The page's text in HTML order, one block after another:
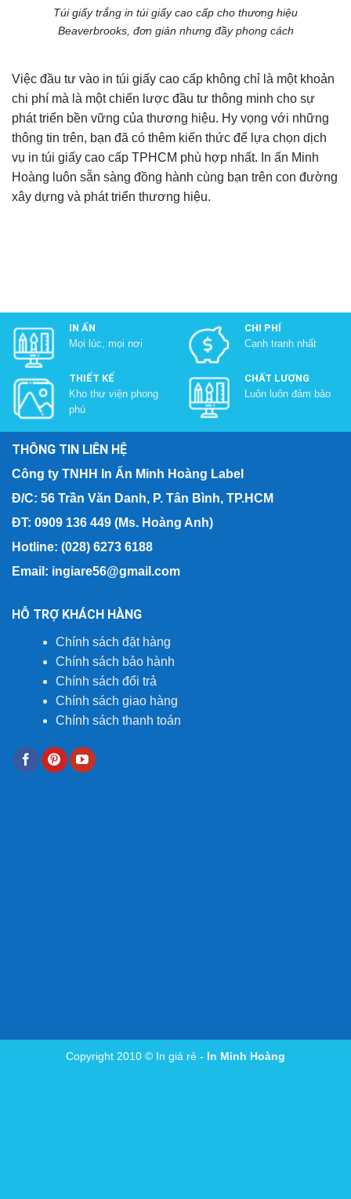
Túi giấy trắng in túi giấy cao cấp cho thương hiệu
Beaverbrooks, đơn giản nhưng đầy phong cách
Việc đầu tư vào in túi giấy cao cấp không chỉ là một khoản
chi phí mà là một chiến lược đầu tư thông minh cho sự
phát triển bền vững của thương hiệu. Hy vọng với những
thông tin trên, bạn đã có thêm kiến thức để lựa chọn dịch
vụ in túi giấy cao cấp TPHCM phù hợp nhất. In ấn Minh
Hoàng luôn sẵn sàng đồng hành cùng bạn trên con đường
xây dựng và phát triển thương hiệu.
IN ẤN
Mọi lúc, mọi nơi
CHI PHÍ
Cạnh tranh nhất
THIẾT KẾ
Kho thư viện phong
phú
CHẤT LƯỢNG
Luôn luôn đảm bảo
THÔNG TIN LIÊN HỆ
Công ty TNHH In Ấn Minh Hoàng Label
Đ/C: 56 Trần Văn Danh, P. Tân Bình, TP.HCM
ĐT: 0909 136 449 (Ms. Hoàng Anh)
Hotline: (028) 6273 6188
Email: ingiare56@gmail.com
HỖ TRỢ KHÁCH HÀNG
Chính sách đặt hàng
Chính sách bảo hành
Chính sách đổi trả
Chính sách giao hàng
Chính sách thanh toán
Copyright 2010 © In giá rẻ - In Minh Hoàng